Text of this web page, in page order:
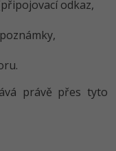
odkaz,
právě přes tyto